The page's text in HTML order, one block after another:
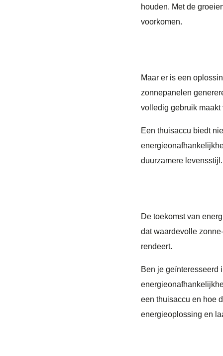
houden. Met de
voorkomen.
Maar er is een
zonnepanelen
volledig gebruik maakt
Een thuisaccu biedt
duurzamere levensstijl.
De toekomst van
dat waardevolle
rendeert.
Ben je geïnteresseerd
een thuisaccu en hoe
energieoplossing en